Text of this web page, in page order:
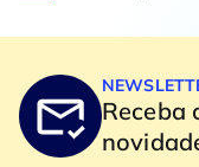
Receba